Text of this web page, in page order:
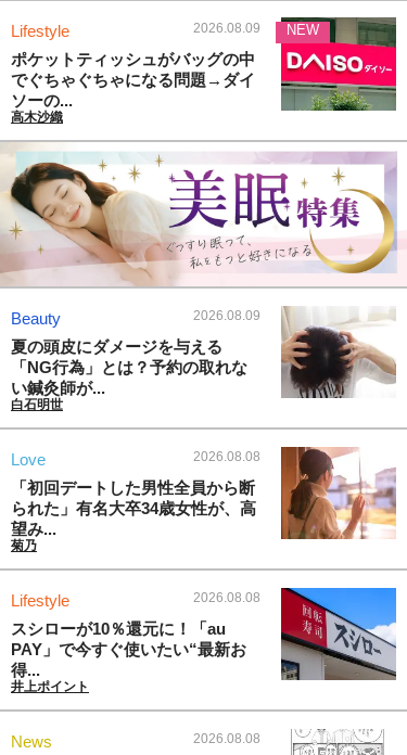
Lifestyle 2026.08.09
ポケットティッシュがバッグの中
でぐちゃぐちゃになる問題→ダイ
ソーの...
高木沙織
NEW
Beauty 2026.08.09
夏の頭皮にダメージを与える
「NG行為」とは？予約の取れな
い鍼灸師が...
白石明世
Love 2026.08.08
「初回デートした男性全員から断
られた」有名大卒34歳女性が、高
望み...
菊乃
Lifestyle 2026.08.08
スシローが10％還元に！「au
PAY」で今すぐ使いたい“最新お
得...
井上ポイント
News 2026.08.08